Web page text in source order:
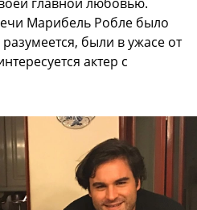
Марибель Робле было
были в ужасе от
актер с